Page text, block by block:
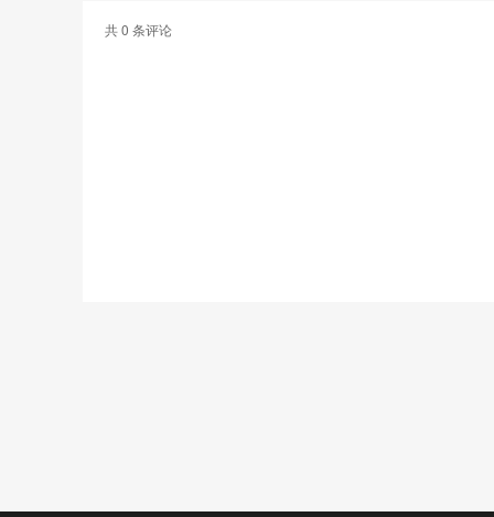
共0 条评论